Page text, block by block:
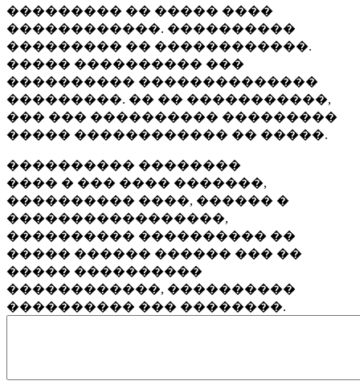
��������� �� ����� ����
������������. ����������
��������� �� ������������.
����� ���������� ���
���������� ��������������
���������. �� �� �����������,
��� ��� ���������� ���������
����� ������������ �� �����.
���������� ��������
���� � ��� ���� �������,
���������� ����, ������ �
�����������������,
���������� ���������� ��
����� ������ ������ ��� ��
����� ����������
������������, ����������
���������� ��� ��������.